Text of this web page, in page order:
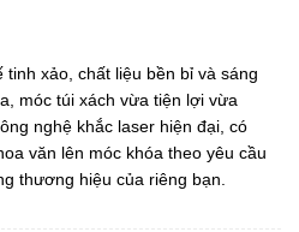
xảo, chất liệu bền bỉ và sáng
móc túi xách vừa tiện lợi vừa
nghệ khắc laser hiện đại, có
văn lên móc khóa theo yêu cầu
thương hiệu của riêng bạn.